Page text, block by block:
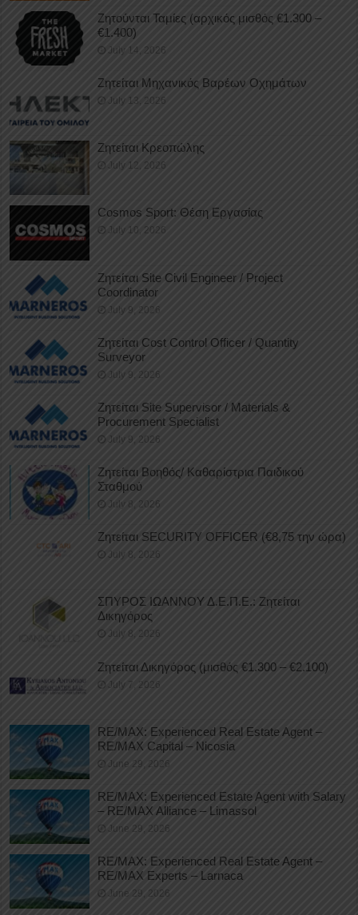
Ζητούνται Ταμίες (αρχικός μισθός €1.300 –
€1.400)
July 14, 2026
Ζητείται Μηχανικός Βαρέων Οχημάτων
July 13, 2026
Ζητείται Κρεοπώλης
July 12, 2026
Cosmos Sport: Θέση Εργασίας
July 10, 2026
Ζητείται Site Civil Engineer / Project
Coordinator
July 9, 2026
Ζητείται Cost Control Officer / Quantity
Surveyor
July 9, 2026
Ζητείται Site Supervisor / Materials &
Procurement Specialist
July 9, 2026
Ζητείται Βοηθός/ Καθαρίστρια Παιδικού
Σταθμού
July 8, 2026
Ζητείται SECURITY OFFICER (€8,75 την ώρα)
July 8, 2026
ΣΠΥΡΟΣ ΙΩΑΝΝΟΥ Δ.Ε.Π.Ε.: Ζητείται
Δικηγόρος
July 8, 2026
Ζητείται Δικηγόρος (μισθός €1.300 – €2.100)
July 7, 2026
RE/MAX: Experienced Real Estate Agent –
RE/MAX Capital – Nicosia
June 29, 2026
RE/MAX: Experienced Estate Agent with Salary
– RE/MAX Alliance – Limassol
June 29, 2026
RE/MAX: Experienced Real Estate Agent –
RE/MAX Experts – Larnaca
June 29, 2026